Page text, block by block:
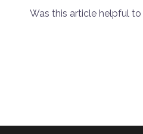
Was this article helpful to